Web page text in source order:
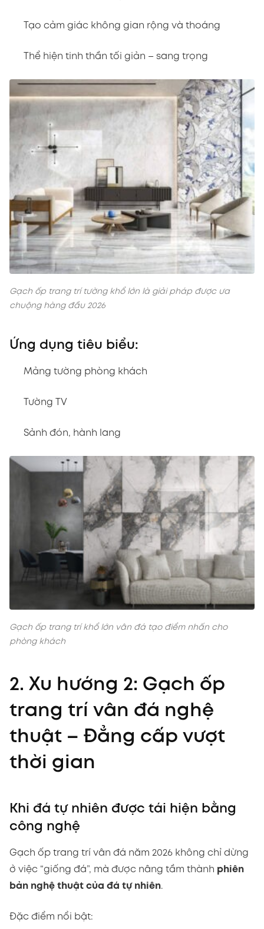
Tạo cảm giác không gian rộng và thoáng
Thể hiện tinh thần tối giản – sang trọng
Gạch ốp trang trí tường khổ lớn là giải pháp được ưa
chuộng hàng đầu 2026
Ứng dụng tiêu biểu:
Mảng tường phòng khách
Tường TV
Sảnh đón, hành lang
Gạch ốp trang trí khổ lớn vân đá tạo điểm nhấn cho
phòng khách
2. Xu hướng 2: Gạch ốp
trang trí vân đá nghệ
thuật – Đẳng cấp vượt
thời gian
Khi đá tự nhiên được tái hiện bằng
công nghệ
Gạch ốp trang trí vân đá năm 2026 không chỉ dừng
ở việc “giống đá”, mà được nâng tầm thành phiên
bản nghệ thuật của đá tự nhiên.
Đặc điểm nổi bật: